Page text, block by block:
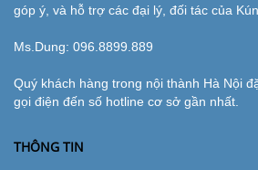
góp ý, và hỗ trợ các đại lý, đối tác của Kún
Ms.Dung: 096.8899.889
Quý khách hàng trong nội thành Hà Nội
gọi điện đến số hotline cơ sở gần nhất.
THÔNG TIN